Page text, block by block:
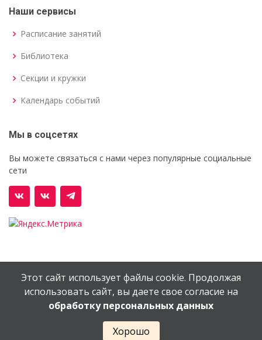
Наши сервисы
Расписание занятий
Библиотека
Секции и кружки
Календарь событий
Мы в соцсетях
Вы можете связаться с нами через популярные социальные
сети
© Орехово-Зуевский железнодорожный техникум им.
В.И.Бондаренко
Сайт создан вEV-DV.RU
Этот сайт использует файлы cookie. Продолжая
использовать сайт, вы даете свое согласие на
обработку персональных данных
Хорошо